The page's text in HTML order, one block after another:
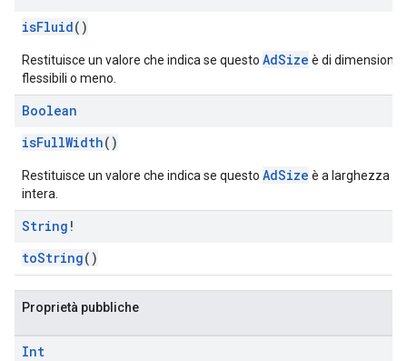
isFluid()
Restituisce un valore che indica se questo AdSize è di dimensioni
flessibili o meno.
Boolean
isFullWidth()
Restituisce un valore che indica se questo AdSize è a larghezza
intera.
String !
toString()
Proprietà pubbliche
Int